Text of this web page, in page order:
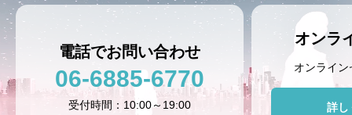
電話でお問い合わせ
06-6885-6770
受付時間：10:00～19:00
オンラ
オンライ
詳し